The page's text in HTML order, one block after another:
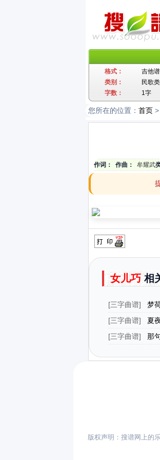
格式： 吉他谱
类别：
民歌类
字数：
1字
您所在的位置： 首页 >
作词： 作曲： 牟耀武
女儿巧相
[三字曲谱] 梦
[三字曲谱] 夏
[三字曲谱] 那
版权声明：搜谱网上的